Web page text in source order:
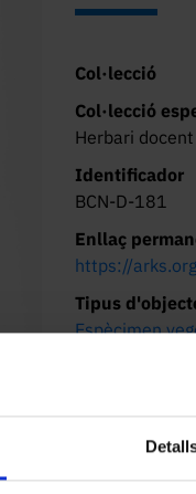
Col·lecció
Col·lecció
Herbari docent
Identificador
BCN-D-181
Enllaç
https://
Tipus
Espècimen
Biodiversitat